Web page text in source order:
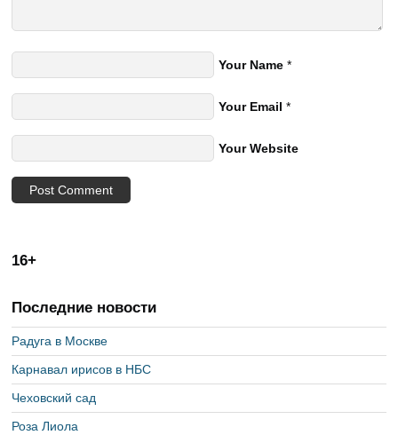
Your Name *
Your Email *
Your Website
16+
Последние новости
Радуга в Москве
Карнавал ирисов в НБС
Чеховский сад
Роза Лиола